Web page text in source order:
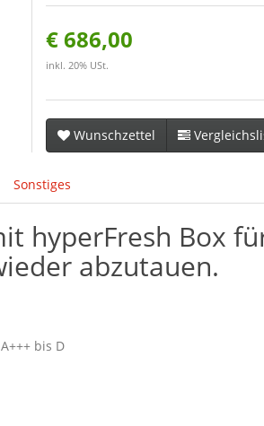
€ 686,00
inkl. 20% USt.
Wunschzettel
Sonstiges
hyperFresh Box
abzutauen.
bis D